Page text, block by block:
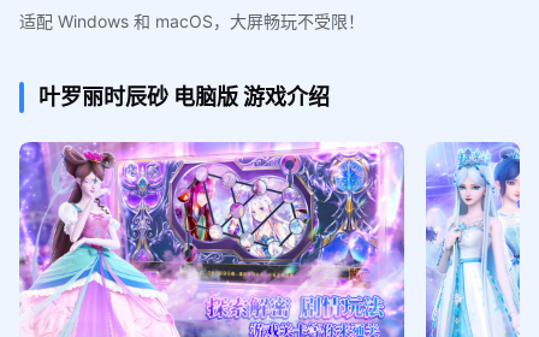
适配 Windows 和 macOS，大屏畅玩不受限！
叶罗丽时辰砂 电脑版游戏介绍